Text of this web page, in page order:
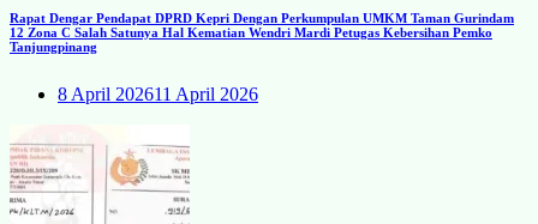
Rapat Dengar Pendapat DPRD Kepri Dengan Perkumpulan UMKM Taman Gurindam
12 Zona C Salah Satunya Hal Kematian Wendri Mardi Petugas Kebersihan Pemko
Tanjungpinang
8 April 202611 April 2026